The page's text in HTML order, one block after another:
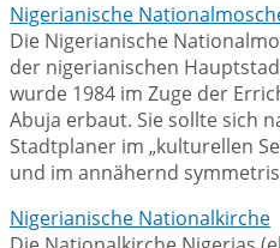
Nigerianische
Die Nigerianische
der nigerianischen
wurde 1984 im Zuge der
Abuja erbaut. Sie sollte sich
Stadtplaner im „kulturellen
und im annähernd
Nigerianische Nationalkirche